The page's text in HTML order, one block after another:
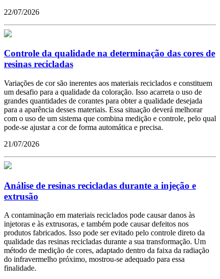
22/07/2026
Controle da qualidade na determinação das cores de
resinas recicladas
Variações de cor são inerentes aos materiais reciclados e constituem
um desafio para a qualidade da coloração. Isso acarreta o uso de
grandes quantidades de corantes para obter a qualidade desejada
para a aparência desses materiais. Essa situação deverá melhorar
com o uso de um sistema que combina medição e controle, pelo qual
pode-se ajustar a cor de forma automática e precisa.
21/07/2026
Análise de resinas recicladas durante a injeção e
extrusão
A contaminação em materiais reciclados pode causar danos às
injetoras e às extrusoras, e também pode causar defeitos nos
produtos fabricados. Isso pode ser evitado pelo controle direto da
qualidade das resinas recicladas durante a sua transformação. Um
método de medição de cores, adaptado dentro da faixa da radiação
do infravermelho próximo, mostrou-se adequado para essa
finalidade.